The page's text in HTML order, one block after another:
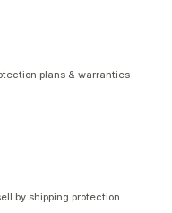
plans & warranties
by shipping protection.